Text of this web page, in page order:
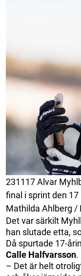
231117 Alvar
final i sprint den
Mathilda Ahlberg /
Det var särkilt
han slutade etta,
Då spurtade 17-
Calle Halfvarsson.
– Det är helt